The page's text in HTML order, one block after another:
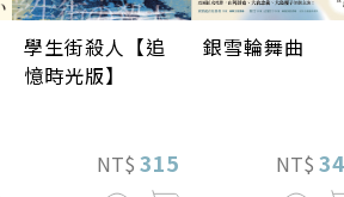
學生街殺人【追
憶時光版】
NT$ 315
銀雪輪舞曲
NT$